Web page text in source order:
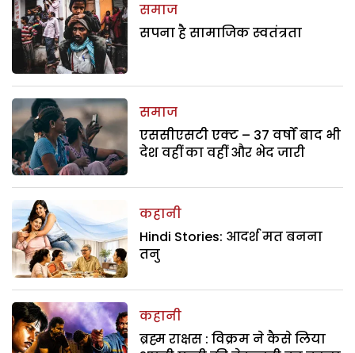
समाज
सपना है सामाजिक स्वतंत्रता
समाज
एससीएसटी एक्ट – 37 वर्षों बाद भी
देश वहीं का वहीं और भेद जारी
कहानी
Hindi Stories: आदर्श मत बनना
तनु
कहानी
ब्रह्म राक्षस : विक्रम ने कैसे लिया